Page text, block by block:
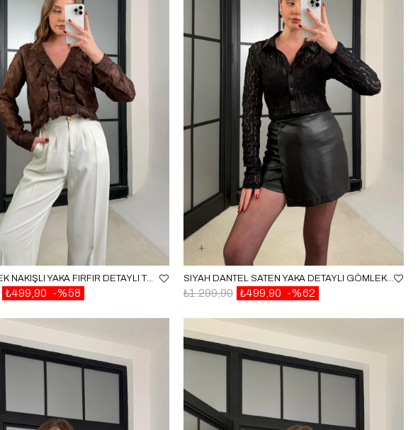
KAHVE ÇIÇEK NAKIŞLI YAKA FIRFIR DETAYLI TRANSPARAN GÖMLEK GAUS-01275
%58
₺499,90 %62
₺499,90
₺1.299,90